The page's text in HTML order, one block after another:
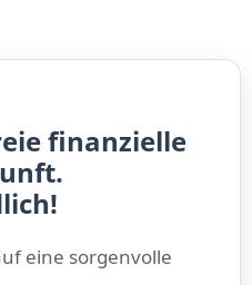
finanzielle
eine sorgenvolle